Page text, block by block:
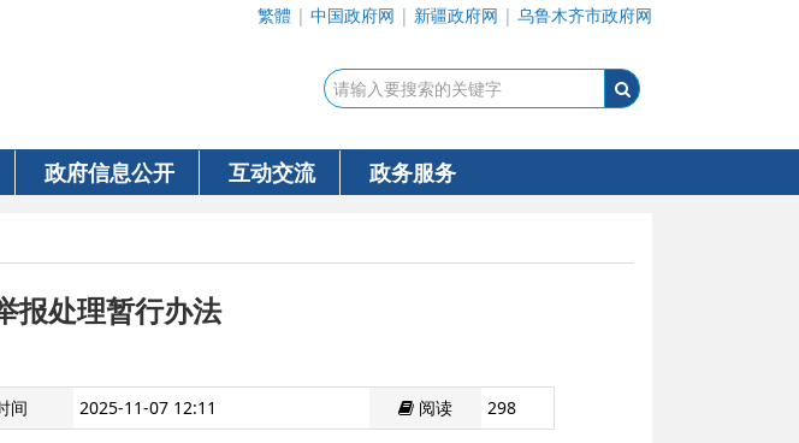
繁體 | 中国政府网 | 新疆政府网 | 乌鲁木齐市政府网
政府信息公开 互动交流 政务服务
报处理暂行办法
间 2025-11-07 12:11 阅读 298